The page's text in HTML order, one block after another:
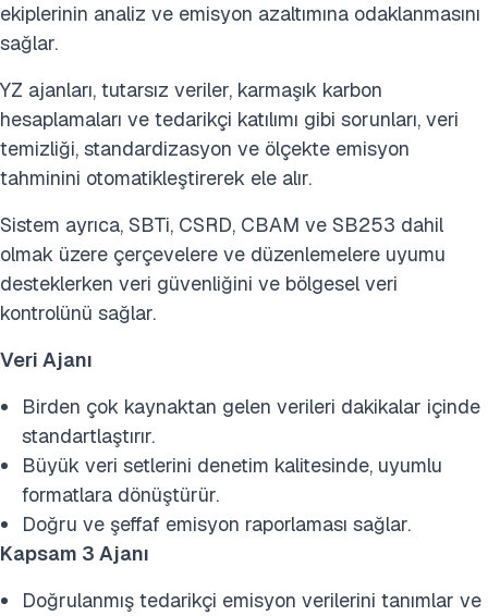
ekiplerinin analiz ve emisyon azaltımına odaklanmasını
sağlar.
YZ ajanları, tutarsız veriler, karmaşık karbon
hesaplamaları ve tedarikçi katılımı gibi sorunları, veri
temizliği, standardizasyon ve ölçekte emisyon
tahminini otomatikleştirerek ele alır.
Sistem ayrıca, SBTi, CSRD, CBAM ve SB253 dahil
olmak üzere çerçevelere ve düzenlemelere uyumu
desteklerken veri güvenliğini ve bölgesel veri
kontrolünü sağlar.
Veri Ajanı
Birden çok kaynaktan gelen verileri dakikalar içinde
standartlaştırır.
Büyük veri setlerini denetim kalitesinde, uyumlu
formatlara dönüştürür.
Doğru ve şeffaf emisyon raporlaması sağlar.
Kapsam 3 Ajanı
Doğrulanmış tedarikçi emisyon verilerini tanımlar ve